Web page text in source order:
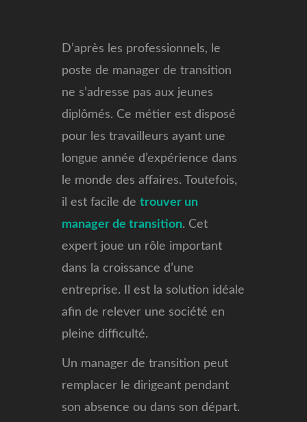
D’après les professionnels, le
poste de manager de transition
ne s’adresse pas aux jeunes
diplômés. Ce métier est disposé
pour les travailleurs ayant une
longue année d’expérience dans
le monde des affaires. Toutefois,
il est facile de trouver un
manager de transition. Cet
expert joue un rôle important
dans la croissance d’une
entreprise. Il est la solution idéale
afin de relever une société en
pleine difficulté.
Un manager de transition peut
remplacer le dirigeant pendant
son absence ou dans son départ.